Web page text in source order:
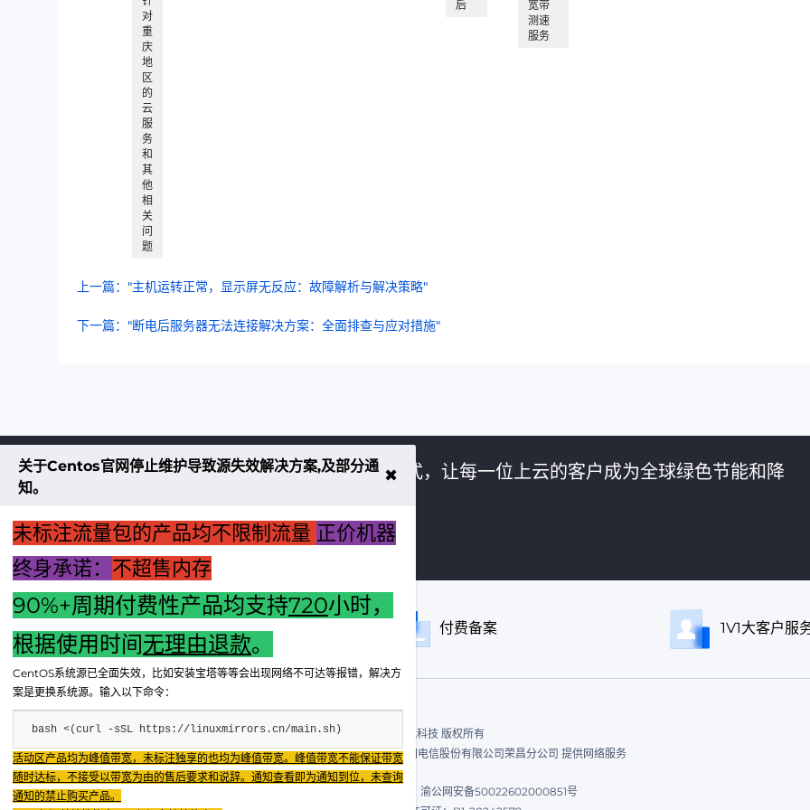
对
重
庆
地
区
的
云
服
务
和
其
他
相
关
问
题
后
宽带
测速
服务
上一篇："主机运转正常，显示屏无反应：故障解析与解决策略"
下一篇："断电后服务器无法连接解决方案：全面排查与应对措施"
不大创造互联致力于以最 “绿色节能” 的方式，让每一位上云的客户成为全球绿色节能和降
了解更多
享无忧退款服务 付费备案 1V1大客户服
Copyright © 2024 - 2025 FX BD Cloud. All Rights Reserved. 飞讯科技 版权所有
Fenxun Tech旗下云平台，相关服务主体：重庆飞讯科技有限公司|中国电信股份有限公司荣昌分公司 提供网络服务
重庆飞讯科技有限公司
渝公网安备50022602000851号
关于Centos官网停止维护导致源失效解决方案,及部分通
知。
✖
未标注流量包的产品均不限制流量 正价机器
终身承诺： 不超售内存
90%+周期付费性产品均支持720小时，
根据使用时间无理由退款。
CentOS系统源已全面失效，比如安装宝塔等等会出现网络不可达等报错，解决方
案是更换系统源。输入以下命令：
bash <(curl -sSL https://linuxmirrors.cn/main.sh)
活动区产品均为峰值带宽，未标注独享的也均为峰值带宽。峰值带宽不能保证带宽
随时达标，不接受以带宽为由的售后要求和说辞。通知查看即为通知到位，未查询
通知的禁止购买产品。